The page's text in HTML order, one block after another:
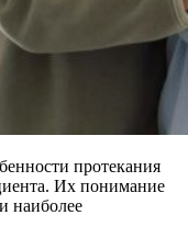
протекания
Их понимание
наиболее